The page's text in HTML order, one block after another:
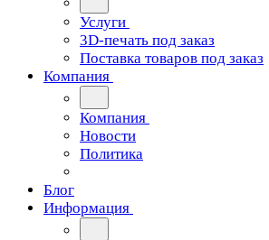
Услуги
3D-печать под заказ
Поставка товаров под заказ
Компания
Компания
Новости
Политика
Блог
Информация